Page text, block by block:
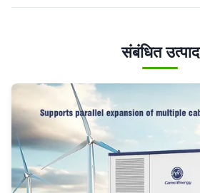
संबंधित उत्पाद